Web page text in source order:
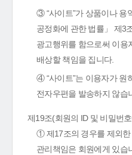
③ “사이트”가 상품이나 용
공정화에 관한 법률」 제3
광고행위를 함으로써 이용
배상할 책임을 집니다.
④ “사이트”는 이용자가 원
전자우편을 발송하지 않습
제19조(회원의 ID 및 비밀번
① 제17조의 경우를 제외한
관리책임은 회원에게 있습